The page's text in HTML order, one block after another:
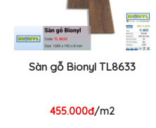
Sàn gỗ Bionyl TL8633
455.000đ/m2